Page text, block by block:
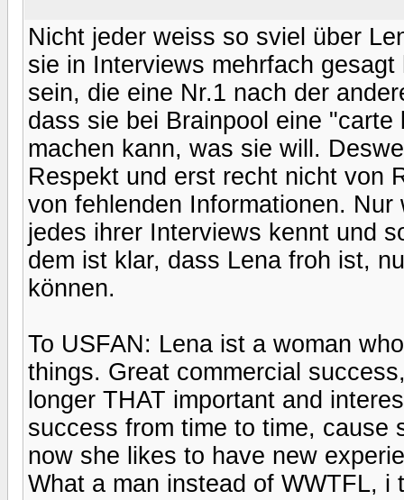
Nicht jeder weiss so sviel über
sie in Interviews mehrfach
sein, die eine Nr.1 nach der
dass sie bei Brainpool eine
machen kann, was sie will.
Respekt und erst recht nicht von
von fehlenden Informationen.
jedes ihrer Interviews kennt und
dem ist klar, dass Lena froh ist,
können.
To USFAN: Lena ist a woman
things. Great commercial
longer THAT important and
success from time to time, cause
now she likes to have new
What a man instead of WWTFL,